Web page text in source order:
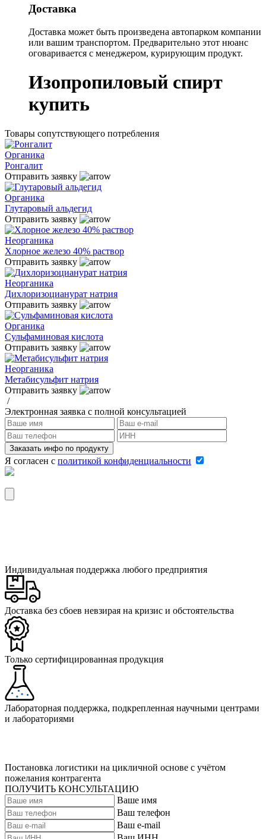
Доставка
Доставка может быть произведена автопарком компании
или вашим транспортом. Предварительно этот нюанс
оговаривается с менеджером, курирующим продукт.
Изопропиловый спирт
купить
Товары сопутствующего потребления
Органика
Ронгалит
Отправить заявку
Органика
Глутаровый альдегид
Отправить заявку
Неорганика
Хлорное железо 40% раствор
Отправить заявку
Неорганика
Дихлоризоцианурат натрия
Отправить заявку
Органика
Сульфаминовая кислота
Отправить заявку
Неорганика
Метабисульфит натрия
Отправить заявку
/
Электронная заявка с полной консультацией
Я согласен c политикой конфиденциальности
Индивидуальная поддержка любого предприятия
Доставка без сбоев невзирая на кризис и обстоятельства
Только сертифицированная продукция
Лабораторная поддержка, подкрепленная научными центрами
и лабораториями
Постановка логистики на цикличной основе с учётом
пожелания контрагента
ПОЛУЧИТЬ КОНСУЛЬТАЦИЮ
Ваше имя
Ваш телефон
Ваш e-mail